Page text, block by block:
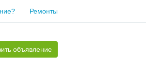
Ремонты
объявление